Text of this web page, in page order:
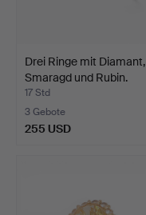
Drei Ringe mit Diamant,
Smaragd und Rubin.
17 Std
3 Gebote
255 USD